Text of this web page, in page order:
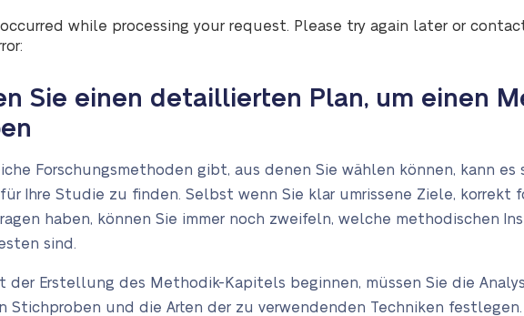
occurred while processing your request. Please try again later or
Sie einen detaillierten Plan, um einen
Forschungsmethoden gibt, aus denen Sie wählen können, kann es
Ihre Studie zu finden. Selbst wenn Sie klar umrissene Ziele, korrekt
haben, können Sie immer noch zweifeln, welche methodischen
sind.
der Erstellung des Methodik-Kapitels beginnen, müssen Sie die
Stichproben und die Arten der zu verwendenden Techniken